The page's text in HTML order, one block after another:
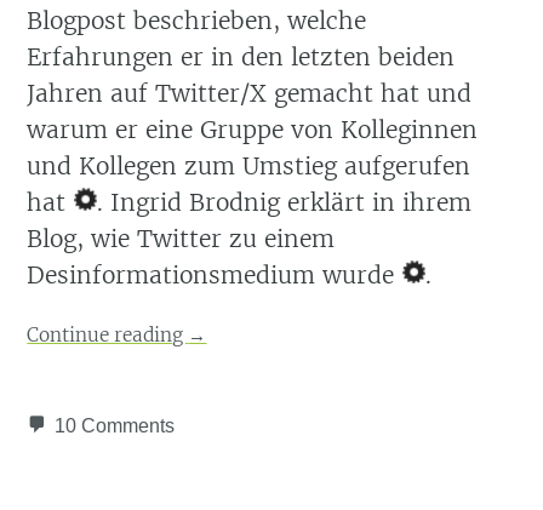
Blogpost beschrieben, welche
Erfahrungen er in den letzten beiden
Jahren auf Twitter/X gemacht hat und
warum er eine Gruppe von Kolleginnen
und Kollegen zum Umstieg aufgerufen
hat
. Ingrid Brodnig erklärt in ihrem
Blog, wie Twitter zu einem
Desinformationsmedium wurde
.
Continue reading →
10 Comments